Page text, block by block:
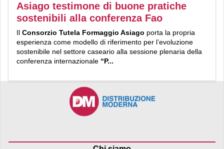
Asiago testimone di buone pratiche
sostenibili alla conferenza Fao
Il Consorzio Tutela Formaggio Asiago porta la propria
esperienza come modello di riferimento per l’evoluzione
sostenibile nel settore caseario alla sessione plenaria della
conferenza internazionale “P...